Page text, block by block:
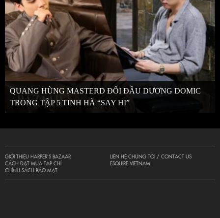
QUANG HÙNG MASTERD ĐỐI ĐẦU DƯƠNG DOMIC
TRONG TẬP 5 TINH HÀ “SAY HI”
GIỚI THIỆU HARPER’S BAZAAR
CÁCH ĐẶT MUA TẠP CHÍ
CHÍNH SÁCH BẢO MẬT
LIÊN HỆ CHÚNG TÔI / CONTACT US
ESQUIRE VIETNAM